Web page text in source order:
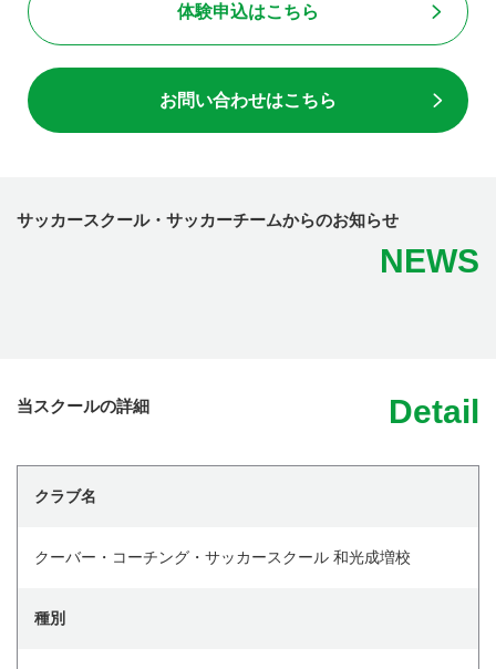
体験申込はこちら
お問い合わせはこちら
サッカースクール・サッカーチームからのお知らせ
NEWS
当スクールの詳細 Detail
クラブ名
クーバー・コーチング・サッカースクール 和光成増校
種別